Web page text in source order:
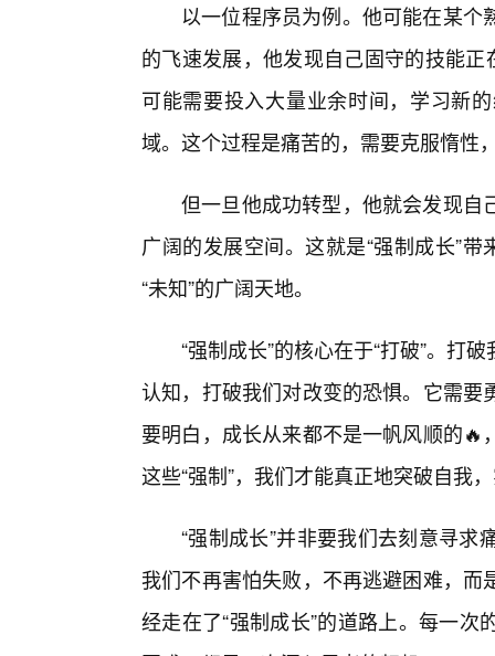
以一位程序员为例。他可能在某
的飞速发展，他发现自己固守的技能
可能需要投入大量业余时间，学习新
域。这个过程是痛苦的，需要克服惰性
但一旦他成功转型，他就会发现自
广阔的发展空间。这就是“强制成长”
“未知”的广阔天地。
“强制成长”的核心在于“打破”。打
认知，打破我们对改变的恐惧。它需
要明白，成长从来都不是一帆风顺的
这些“强制”，我们才能真正地突破自我
“强制成长”并非要我们去刻意寻
我们不再害怕失败，不再逃避困难，
经走在了“强制成长”的道路上。每一